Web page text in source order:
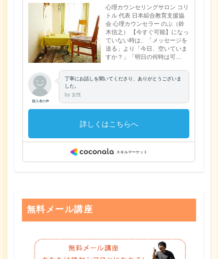
無料メール講座